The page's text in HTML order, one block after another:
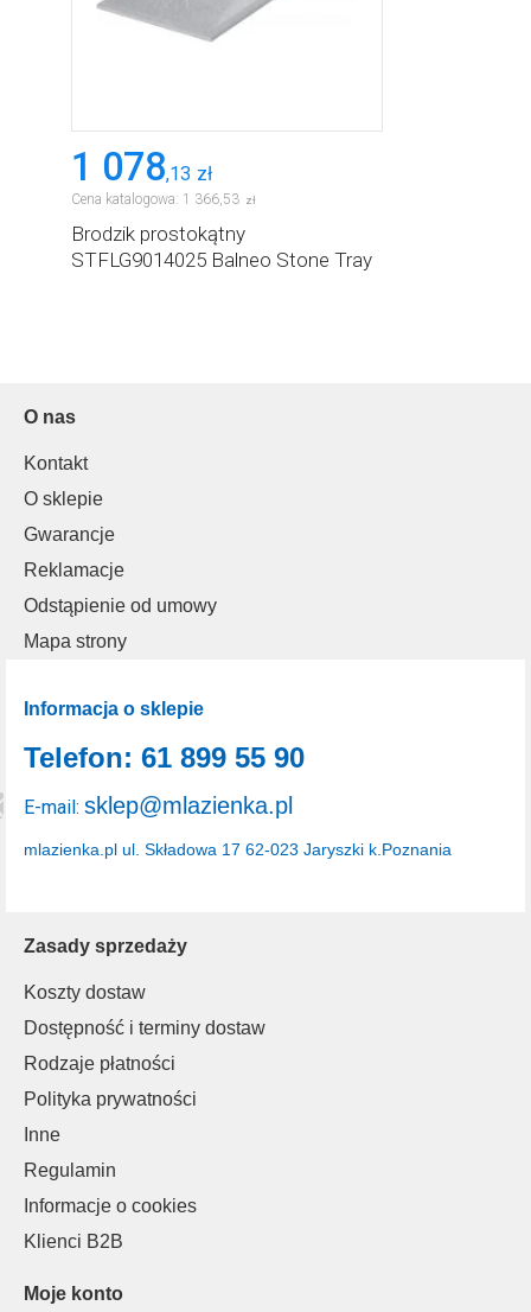
1 078,13 zł
Cena katalogowa: 1 366 53 zł
Brodzik prostokątny
STFLG9014025 Balneo Stone Tray
O nas
Kontakt
O sklepie
Gwarancje
Reklamacje
Odstąpienie od umowy
Mapa strony
Zasady sprzedaży
Koszty dostaw
Dostępność i terminy dostaw
Rodzaje płatności
Polityka prywatności
Inne
Regulamin
Informacje o cookies
Klienci B2B
Moje konto
Informacja o sklepie
mlazienka.pl ul. Składowa 17 62-023 Jaryszki k.Poznania
Telefon: 61 899 55 90
E-mail: sklep@mlazienka.pl